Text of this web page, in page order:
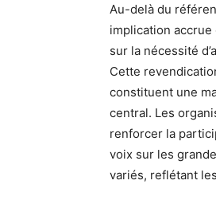
Au-delà du
implication
sur la nécessité
Cette
constituent une
central. Les
renforcer la
voix sur les
variés, reflétant